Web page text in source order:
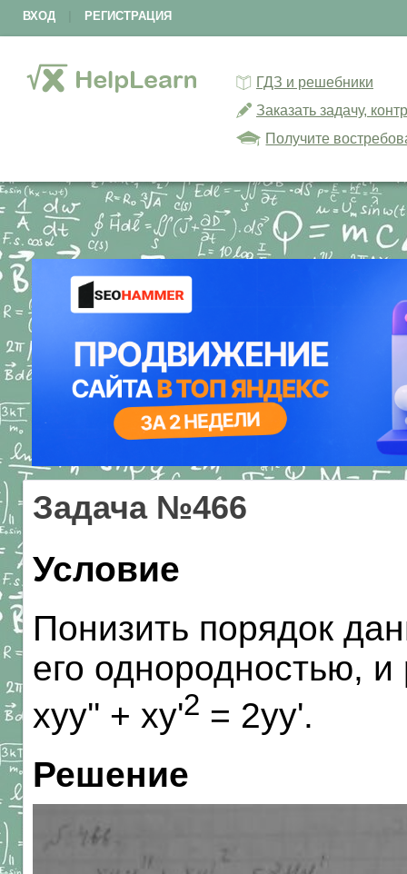
ВХОД РЕГИСТРАЦИЯ
ГДЗ и решебники
Заказать задачу,
Получите
Задача №466
Условие
Понизить порядок
его однородностью,
xyy'' + xy'2 = 2yy'.
Решение